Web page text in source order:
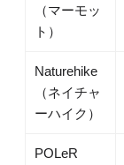
（マーモッ
ト）
Naturehike
（ネイチャ
ーハイク）
POLeR